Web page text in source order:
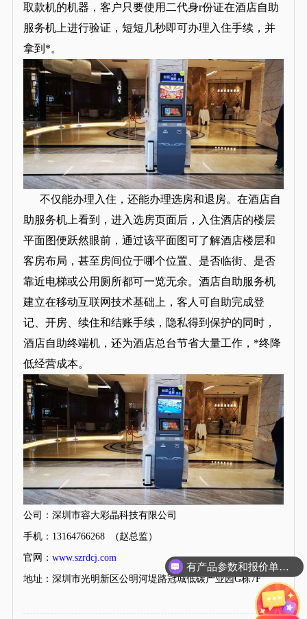
取款机的机器，客户只要使用二代身r份证在酒店自助
服务机上进行验证，短短几秒即可办理入住手续，并
拿到*。
不仅能办理入住，还能办理选房和退房。在酒店自
助服务机上看到，进入选房页面后，入住酒店的楼层
平面图便跃然眼前，通过该平面图可了解酒店楼层和
客房布局，甚至房间位于哪个位置、是否临街、是否
靠近电梯或公用厕所都可一览无余。酒店自助服务机
建立在移动互联网技术基础上，客人可自助完成登
记、开房、续住和结账手续，隐私得到保护的同时，
酒店自助终端机，还为酒店总台节省大量工作，*终降
低经营成本。
公司：深圳市容大彩晶科技有限公司
手机：13164766268 (赵总监）
官网： www.szrdcj.com
地址：深圳市光明新区公明河堤路冠城低碳产业园G栋7F
现在有优惠活动么？